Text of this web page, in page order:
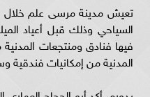
تعيش مدينة مرسى علم خلال
السياحي وذلك قبل أعياد
فيها فنادق ومنتجعات
المدنية من إمكانيات